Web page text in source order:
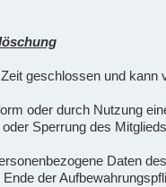
geschlossen und
oder durch Nutzung
Sperrung des
Daten
der